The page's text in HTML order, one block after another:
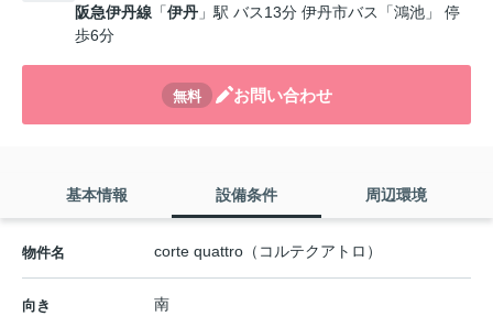
阪急伊丹線 「伊丹 」駅 バス13分 伊丹市バス「鴻池」 停
歩6分
無料 お問い合わせ
基本情報 設備条件 周辺環境
物件名 corte quattro（コルテクアトロ）
向き 南